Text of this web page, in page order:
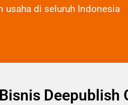
usaha di seluruh Indonesia
Bisnis Deepublish